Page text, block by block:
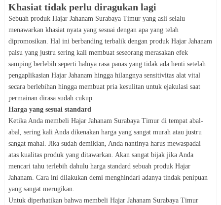
Khasiat tidak perlu diragukan lagi
Sebuah produk Hajar Jahanam Surabaya Timur yang asli selalu
menawarkan khasiat nyata yang sesuai dengan apa yang telah
dipromosikan. Hal ini berbanding terbalik dengan produk Hajar Jahanam
palsu yang justru sering kali membuat seseorang merasakan efek
samping berlebih seperti halnya rasa panas yang tidak ada henti setelah
pengaplikasian Hajar Jahanam hingga hilangnya sensitivitas alat vital
secara berlebihan hingga membuat pria kesulitan untuk ejakulasi saat
permainan dirasa sudah cukup.
Harga yang sesuai standard
Ketika Anda membeli Hajar Jahanam Surabaya Timur di tempat abal-
abal, sering kali Anda dikenakan harga yang sangat murah atau justru
sangat mahal. Jika sudah demikian, Anda nantinya harus mewaspadai
atas kualitas produk yang ditawarkan. Akan sangat bijak jika Anda
mencari tahu terlebih dahulu harga standard sebuah produk Hajar
Jahanam. Cara ini dilakukan demi menghindari adanya tindak penipuan
yang sangat merugikan.
Untuk diperhatikan bahwa membeli Hajar Jahanam Surabaya Timur